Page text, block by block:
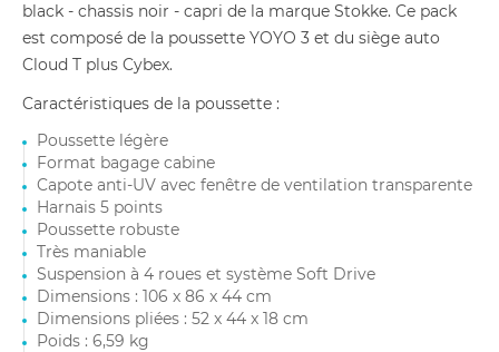
black - chassis noir - capri de la marque Stokke. Ce pack
est composé de la poussette YOYO 3 et du siège auto
Cloud T plus Cybex.
Caractéristiques de la poussette :
Poussette légère
Format bagage cabine
Capote anti-UV avec fenêtre de ventilation transparente
Harnais 5 points
Poussette robuste
Très maniable
Suspension à 4 roues et système Soft Drive
Dimensions : 106 x 86 x 44 cm
Dimensions pliées : 52 x 44 x 18 cm
Poids : 6,59 kg